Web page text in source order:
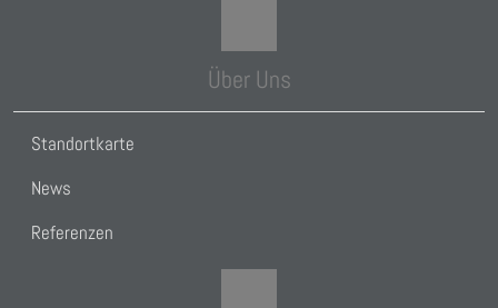
Über Uns
Standortkarte
News
Referenzen